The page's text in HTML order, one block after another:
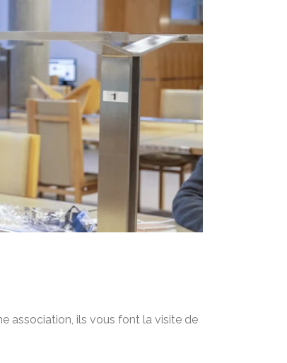
association, ils vous font la visite de